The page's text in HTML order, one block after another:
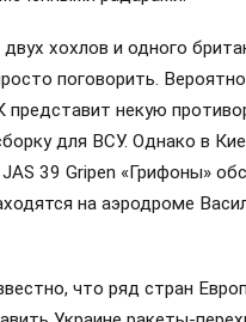
хохлов и одного
поговорить.
представит некую
для ВСУ. Однако в
39 Gripen «Грифоны»
на аэродроме
что ряд стран